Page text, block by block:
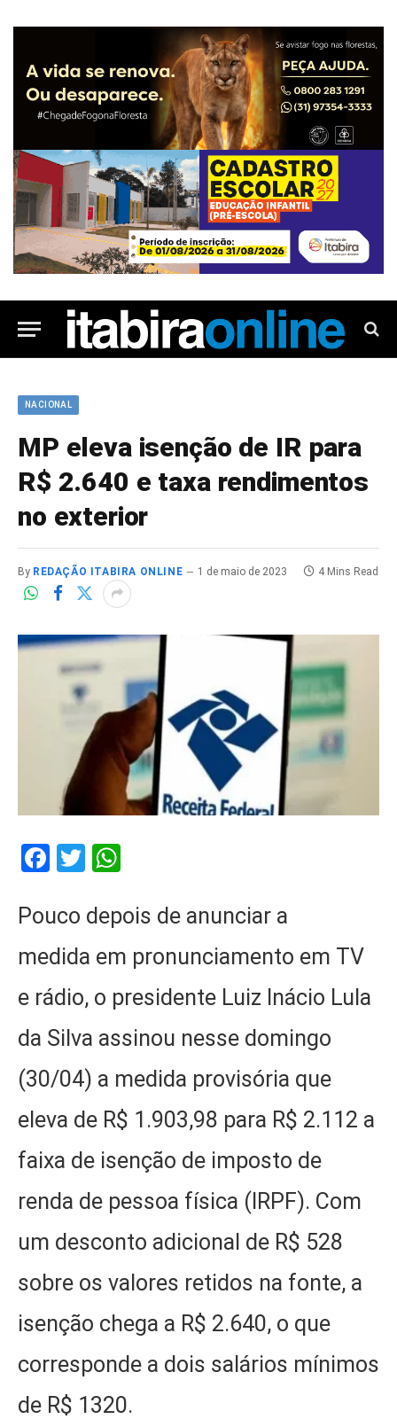
NACIONAL
MP eleva isenção de IR para
R$ 2.640 e taxa rendimentos
no exterior
By REDAÇÃO ITABIRA ONLINE 1 de maio de 2023 4 Mins Read
Facebook
Twitter
Pouco depois de anunciar a
medida em pronunciamento em TV
e rádio, o presidente Luiz Inácio Lula
da Silva assinou nesse domingo
(30/04) a medida provisória que
eleva de R$ 1.903,98 para R$ 2.112 a
faixa de isenção de imposto de
renda de pessoa física (IRPF). Com
um desconto adicional de R$ 528
sobre os valores retidos na fonte, a
isenção chega a R$ 2.640, o que
corresponde a dois salários mínimos
de R$ 1320.